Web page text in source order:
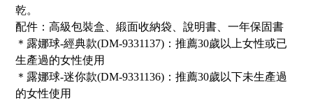
乾。
配件：高級包裝盒、緞面收納袋、說明書、一年保固書
＊露娜球-經典款(DM-9331137)：推薦30歲以上女性或已
生產過的女性使用
＊露娜球-迷你款(DM-9331136)：推薦30歲以下未生產過
的女性使用